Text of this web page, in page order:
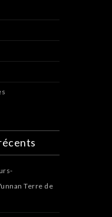
Terre de